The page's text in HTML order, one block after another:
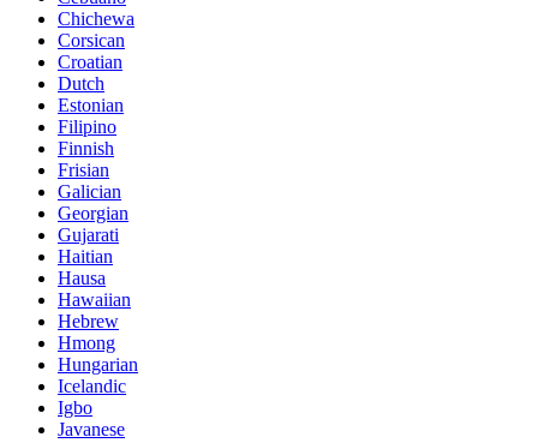
Chichewa
Corsican
Croatian
Dutch
Estonian
Filipino
Finnish
Frisian
Galician
Georgian
Gujarati
Haitian
Hausa
Hawaiian
Hebrew
Hmong
Hungarian
Icelandic
Igbo
Javanese